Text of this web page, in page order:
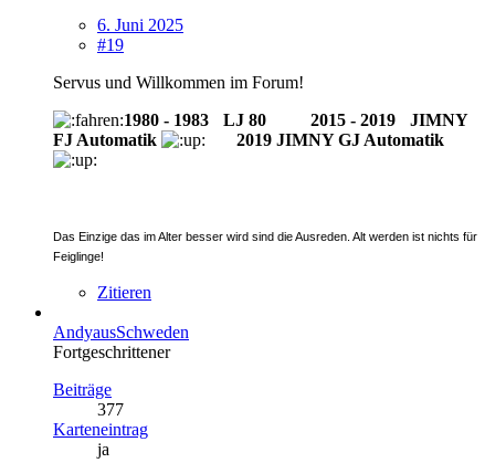
6. Juni 2025
#19
Servus und Willkommen im Forum!
1980 - 1983
LJ 80 2015 - 2019
JIMNY
FJ Automatik
2019 JIMNY GJ Automatik
Das Einzige das im Alter besser wird sind die Ausreden. Alt werden ist nichts für
Feiglinge!
Zitieren
AndyausSchweden
Fortgeschrittener
Beiträge
377
Karteneintrag
ja